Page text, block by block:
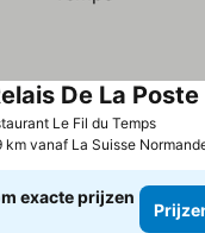
Le Fil du Temps
km vanaf La Suisse
exacte prijzen